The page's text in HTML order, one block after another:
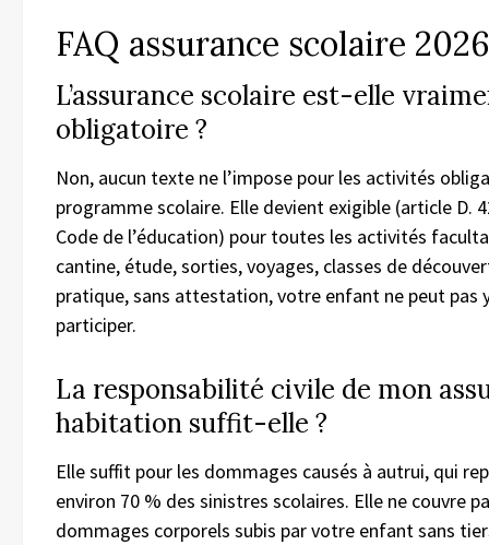
FAQ assurance scolaire 2026
L’assurance scolaire est-elle
obligatoire ?
Non, aucun texte ne l’impose pour les activités
programme scolaire. Elle devient exigible (article D.
Code de l’éducation) pour toutes les activités
cantine, étude, sorties, voyages, classes de
pratique, sans attestation, votre enfant ne peut pas
participer.
La responsabilité civile de mon
habitation suffit-elle ?
Elle suffit pour les dommages causés à autrui, qui
environ 70 % des sinistres scolaires. Elle ne couvre
dommages corporels subis par votre enfant sans